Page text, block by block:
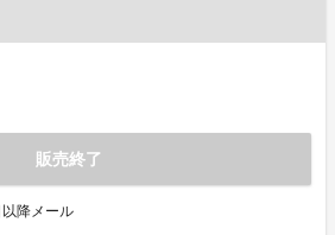
販売終了
降メール